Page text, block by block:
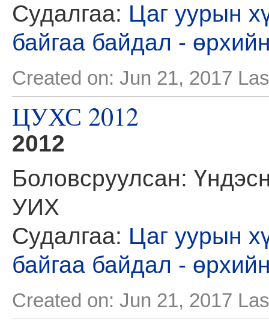
Судалгаа: Цаг уурын
байгаа байдал -
Created on: Jun 21, 2017
ЦУХС 2012
2012
Боловсруулсан:
УИХ
Судалгаа: Цаг уурын
байгаа байдал -
Created on: Jun 21, 2017